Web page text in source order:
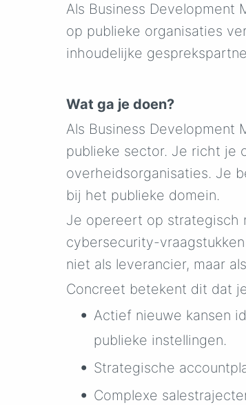
Als Business Development
op publieke organisaties
inhoudelijke
Wat ga je doen?
Als Business Development
publieke sector. Je richt je
overheidsorganisaties. Je
bij het publieke domein.
Je opereert op strategisch
cybersecurity-
niet als leverancier, maar
Concreet betekent dit dat
Actief nieuwe kansen
publieke instellingen.
Strategische
Complexe